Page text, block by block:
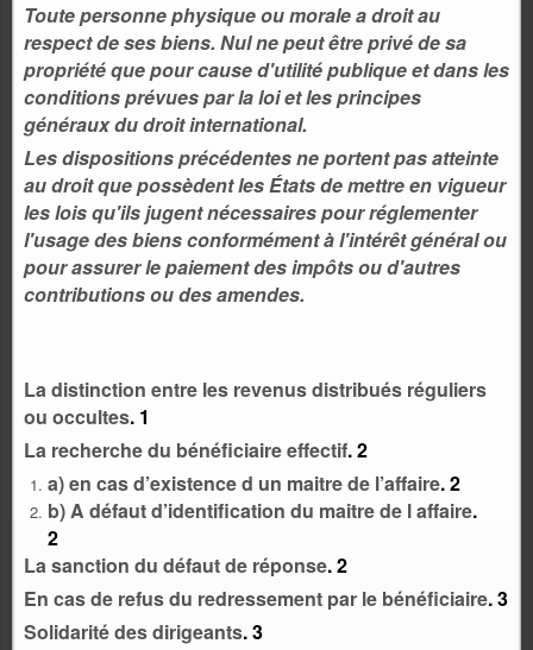
Toute personne physique ou morale a droit au
respect de ses biens. Nul ne peut être privé de sa
propriété que pour cause d'utilité publique et dans les
conditions prévues par la loi et les principes
généraux du droit international.
Les dispositions précédentes ne portent pas atteinte
au droit que possèdent les États de mettre en vigueur
les lois qu'ils jugent nécessaires pour réglementer
l'usage des biens conformément à l'intérêt général ou
pour assurer le paiement des impôts ou d'autres
contributions ou des amendes.
La distinction entre les revenus distribués réguliers
ou occultes. 1
La recherche du bénéficiaire effectif.2
a) en cas d’existence d un maitre de l’affaire.2
b) A défaut d’identification du maitre de l affaire.
2
La sanction du défaut de réponse.2
En cas de refus du redressement par le bénéficiaire.3
Solidarité des dirigeants.3